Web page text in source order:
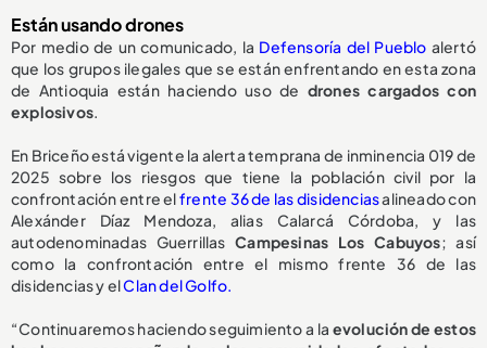
Están usando drones
Por medio de un comunicado, la Defensoría del Pueblo alertó
que los grupos ilegales que se están enfrentando en esta zona
de Antioquia están haciendo uso de drones cargados con
explosivos.
En Briceño está vigente la alerta temprana de inminencia 019 de
2025 sobre los riesgos que tiene la población civil por la
confrontación entre elfrente 36 de las disidenciasalineado con
Alexánder Díaz Mendoza, alias Calarcá Córdoba, y las
autodenominadas GuerrillasCampesinas Los Cabuyos; así
como la confrontación entre el mismo frente 36 de las
disidencias y elClan del Golfo.
“Continuaremos haciendo seguimiento a la evolución de estos